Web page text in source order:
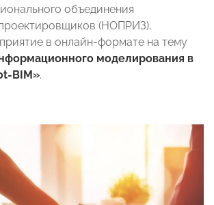
объединения
(НОПРИЗ),
в онлайн-формате на тему
моделирования в
BIM».